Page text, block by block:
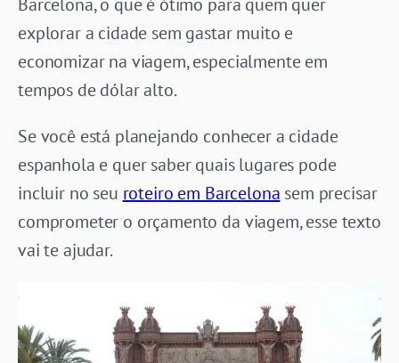
explorar a cidade sem gastar muito e
economizar na viagem, especialmente em
tempos de dólar alto.
Se você está planejando conhecer a cidade
espanhola e quer saber quais lugares pode
incluir no seu roteiro em Barcelona sem precisar
comprometer o orçamento da viagem, esse texto
vai te ajudar.